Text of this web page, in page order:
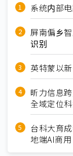
系统内部
屏南偏乡
识别
英特蒙以
昕力信息
全域定位
台科大育
地端AI商用